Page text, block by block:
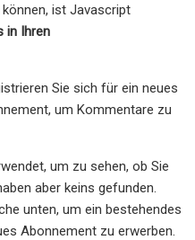
ist Javascript
in Ihren
Sie sich für ein neues
um Kommentare zu
um zu sehen, ob Sie
aber keins gefunden.
unten, um ein bestehendes
Abonnement zu erwerben.